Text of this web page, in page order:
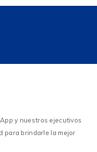
y nuestros ejecutivos
para brindarle la mejor